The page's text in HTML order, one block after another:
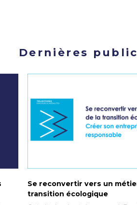
Dernières
Se reconvertir vers un
transition écologique